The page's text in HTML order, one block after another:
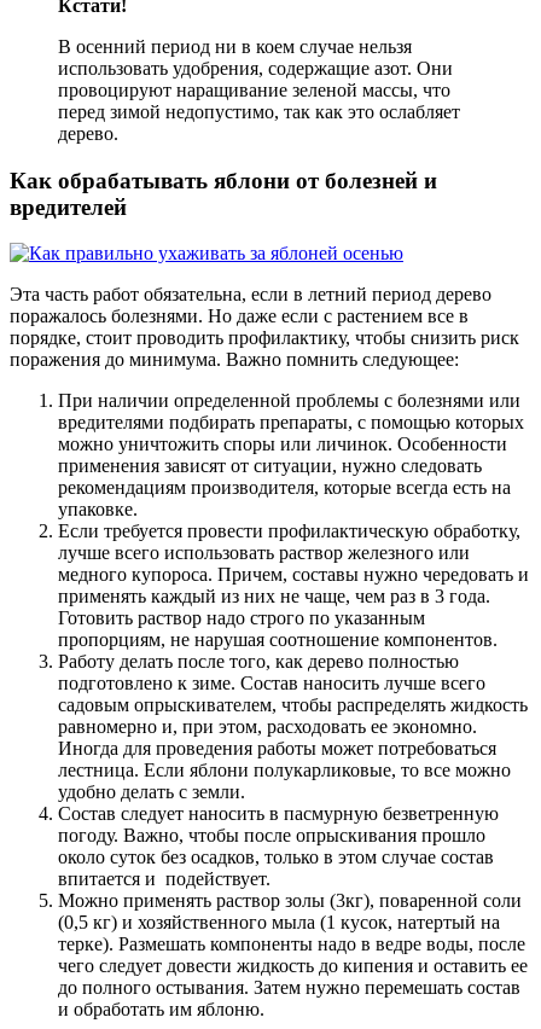
Кстати!
В осенний период ни в коем случае нельзя
использовать удобрения, содержащие азот. Они
провоцируют наращивание зеленой массы, что
перед зимой недопустимо, так как это ослабляет
дерево.
Как обрабатывать яблони от болезней и
вредителей
Эта часть работ обязательна, если в летний период дерево
поражалось болезнями. Но даже если с растением все в
порядке, стоит проводить профилактику, чтобы снизить риск
поражения до минимума. Важно помнить следующее:
При наличии определенной проблемы с болезнями или
вредителями подбирать препараты, с помощью которых
можно уничтожить споры или личинок. Особенности
применения зависят от ситуации, нужно следовать
рекомендациям производителя, которые всегда есть на
упаковке.
Если требуется провести профилактическую обработку,
лучше всего использовать раствор железного или
медного купороса. Причем, составы нужно чередовать и
применять каждый из них не чаще, чем раз в 3 года.
Готовить раствор надо строго по указанным
пропорциям, не нарушая соотношение компонентов.
Работу делать после того, как дерево полностью
подготовлено к зиме. Состав наносить лучше всего
садовым опрыскивателем, чтобы распределять жидкость
равномерно и, при этом, расходовать ее экономно.
Иногда для проведения работы может потребоваться
лестница. Если яблони полукарликовые, то все можно
удобно делать с земли.
Состав следует наносить в пасмурную безветренную
погоду. Важно, чтобы после опрыскивания прошло
около суток без осадков, только в этом случае состав
впитается и подействует.
Можно применять раствор золы (3кг), поваренной соли
(0,5 кг) и хозяйственного мыла (1 кусок, натертый на
терке). Размешать компоненты надо в ведре воды, после
чего следует довести жидкость до кипения и оставить ее
до полного остывания. Затем нужно перемешать состав
и обработать им яблоню.